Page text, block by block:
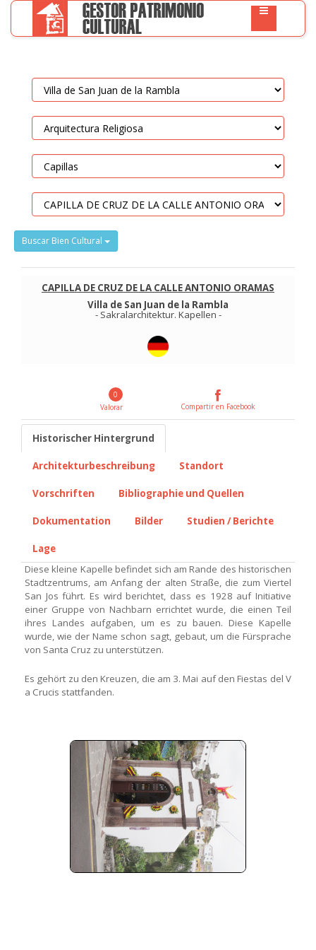
Buscar Bien Cultural
CAPILLA DE CRUZ DE LA CALLE ANTONIO ORAMAS
Villa de San Juan de la Rambla
- Sakralarchitektur. Kapellen -
0
Valorar
Compartir en Facebook
Historischer Hintergrund
Architekturbeschreibung Standort
Vorschriften Bibliographie und Quellen
Dokumentation Bilder Studien / Berichte
Lage
Diese kleine Kapelle befindet sich am Rande des historischen
Stadtzentrums, am Anfang der alten Straße, die zum Viertel
San Jos führt. Es wird berichtet, dass es 1928 auf Initiative
einer Gruppe von Nachbarn errichtet wurde, die einen Teil
ihres Landes aufgaben, um es zu bauen. Diese Kapelle
wurde, wie der Name schon sagt, gebaut, um die Fürsprache
von Santa Cruz zu unterstützen.
Es gehört zu den Kreuzen, die am 3. Mai auf den Fiestas del V
a Crucis stattfanden.